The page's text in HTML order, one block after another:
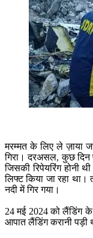
मरम्मत के लिए ले ज़ाया
गिरा। दरअसल, कुछ दिन
जिसकी रिपेयरिंग होनी
लिफ्ट किया जा रहा
नदी में गिर गया।
24 मई 2024 को लैंडिंग
आपात लैंडिंग करानी पड़ी